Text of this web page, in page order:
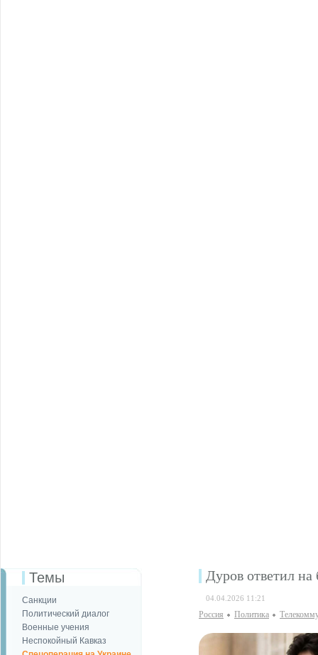
Темы
Санкции
Политический диалог
Военные учения
Неспокойный Кавказ
Дуров ответил
04.04.2026 11:21
Россия Политика